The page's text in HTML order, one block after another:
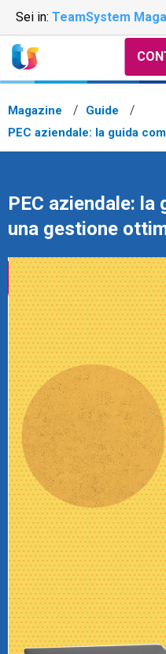
Sei in: TeamSystem
CRM
Ecommerce
Email Marketing
Fatturazione
Financial Solutions
HR
Trust Services
Magazine
Guide
PEC aziendale: la guida
PEC aziendale: la
una gestione